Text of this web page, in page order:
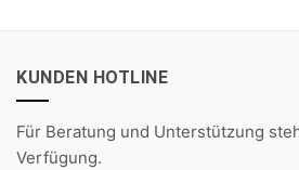
KUNDEN HOTLINE
Für Beratung und Unterstützung
Verfügung.